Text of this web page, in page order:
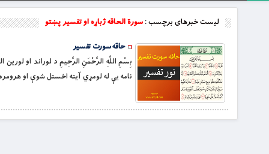
لیست خبرهای برچسب :سورة الحاقه ژباړه او تفسیر پښتو
حاقه سورت تفسیر
بِسْمِ اللَّهِ الرَّحْمَنِ الرَّحِيمِ د لوراند او
نامه یې له لومړي آیته اخستل شوې او